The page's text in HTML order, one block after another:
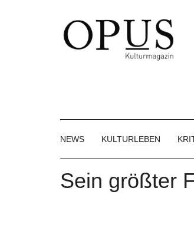
Großregion
NEWS KULTURLEBEN
Sein größter